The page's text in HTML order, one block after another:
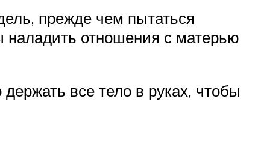
прежде чем пытаться
наладить отношения с матерью
все тело в руках, чтобы